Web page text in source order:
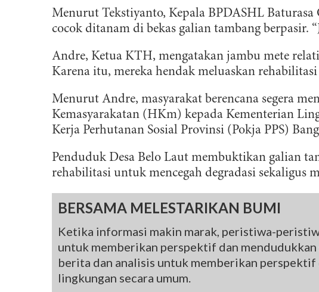
Daftarkan
lingkungan.
Menurut Tekstiyanto, Kepala BPDASHL
cocok ditanam di bekas galian tambang berpasir.
Andre, Ketua KTH, mengatakan jambu mete
Karena itu, mereka hendak meluaskan
Menurut Andre, masyarakat berencana segera
Kemasyarakatan (HKm) kepada Kementerian
Kerja Perhutanan Sosial Provinsi (Pokja PPS)
Penduduk Desa Belo Laut membuktikan galian
rehabilitasi untuk mencegah degradasi sekaligus
BERSAMA MELESTARIKAN BUMI
Ketika informasi makin marak, peristiwa-
untuk memberikan perspektif dan
berita dan analisis untuk memberikan
lingkungan secara umum.